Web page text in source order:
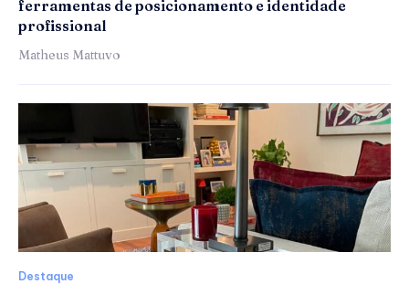
ferramentas de posicionamento e identidade
profissional
Matheus Mattuvo
Destaque